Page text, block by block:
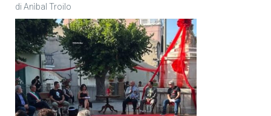
di Anìbal Troilo